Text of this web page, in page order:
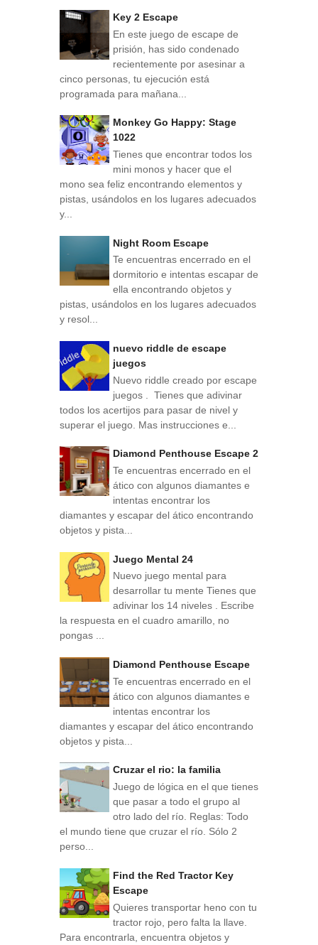
Key 2 Escape
En este juego de escape de
prisión, has sido condenado
recientemente por asesinar a
cinco personas, tu ejecución está
programada para mañana...
Monkey Go Happy: Stage
1022
Tienes que encontrar todos los
mini monos y hacer que el
mono sea feliz encontrando elementos y
pistas, usándolos en los lugares adecuados
y...
Night Room Escape
Te encuentras encerrado en el
dormitorio e intentas escapar de
ella encontrando objetos y
pistas, usándolos en los lugares adecuados
y resol...
nuevo riddle de escape
juegos
Nuevo riddle creado por escape
juegos . Tienes que adivinar
todos los acertijos para pasar de nivel y
superar el juego. Mas instrucciones e...
Diamond Penthouse Escape 2
Te encuentras encerrado en el
ático con algunos diamantes e
intentas encontrar los
diamantes y escapar del ático encontrando
objetos y pista...
Juego Mental 24
Nuevo juego mental para
desarrollar tu mente Tienes que
adivinar los 14 niveles . Escribe
la respuesta en el cuadro amarillo, no
pongas ...
Diamond Penthouse Escape
Te encuentras encerrado en el
ático con algunos diamantes e
intentas encontrar los
diamantes y escapar del ático encontrando
objetos y pista...
Cruzar el rio: la familia
Juego de lógica en el que tienes
que pasar a todo el grupo al
otro lado del río. Reglas: Todo
el mundo tiene que cruzar el río. Sólo 2
perso...
Find the Red Tractor Key
Escape
Quieres transportar heno con tu
tractor rojo, pero falta la llave.
Para encontrarla, encuentra objetos y